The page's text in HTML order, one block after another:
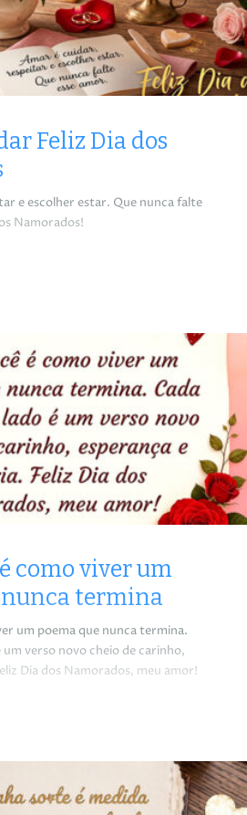
Feliz Dia dos
e escolher estar. Que nunca falte
Namorados!
como viver um
nunca termina
um poema que nunca termina.
um verso novo cheio de carinho,
Dia dos Namorados, meu amor!